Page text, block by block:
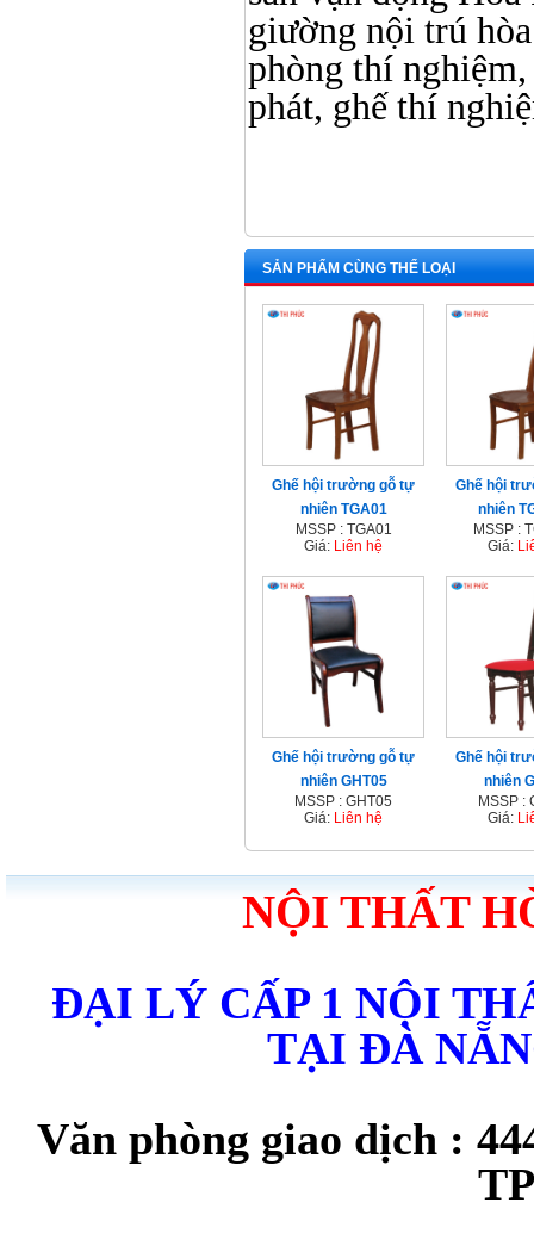
giường nội trú
phòng thí
phát, ghế thí
SẢN PHẨM CÙNG THỂ LOẠI
Ghế hội trường gỗ tự
nhiên TGA01
MSSP : TGA01
Giá: Liên hệ
Ghế hội
nhiên
MSSP :
Giá:
Ghế hội trường gỗ tự
nhiên GHT05
MSSP : GHT05
Giá: Liên hệ
Ghế hội
nhiên
MSSP :
Giá:
NỘI THẤT
ĐẠI LÝ CẤP 1 NỘI
TẠI ĐÀ
Văn phòng giao dịch :